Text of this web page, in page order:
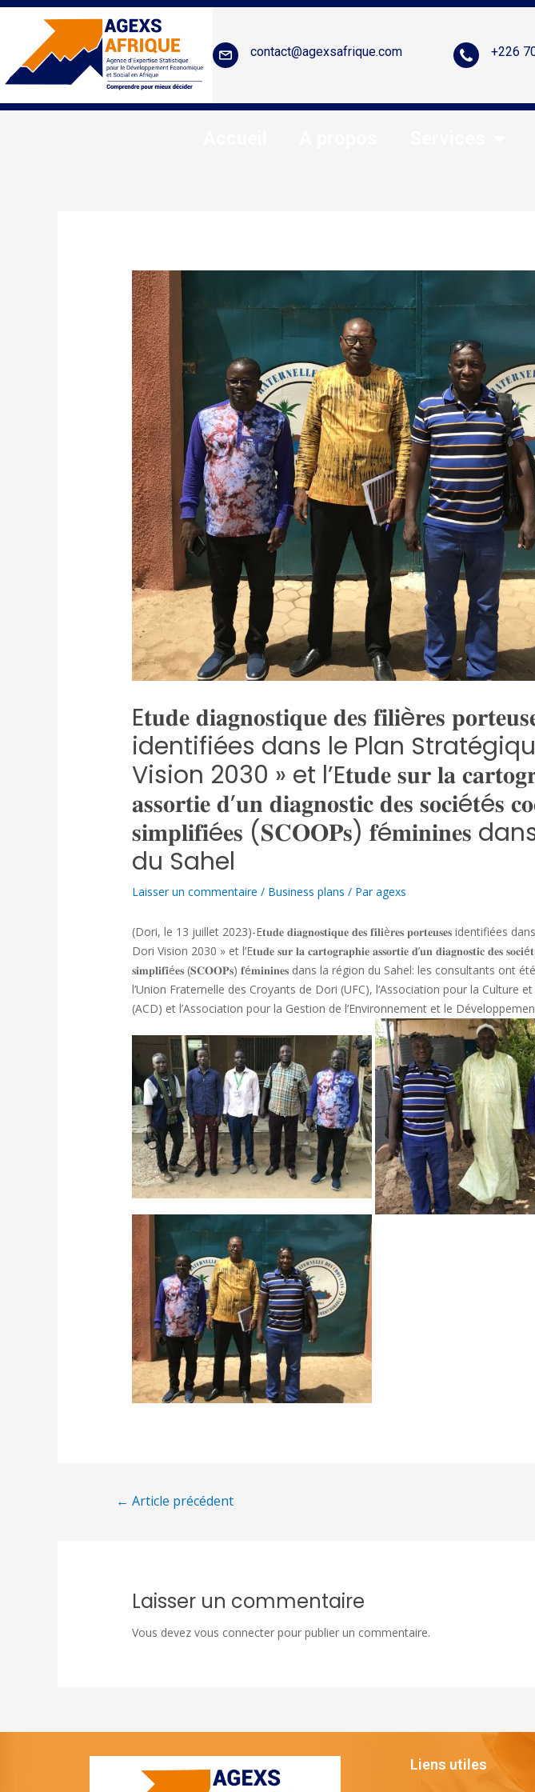
contact@agexsafrique.com +226
E𝐭𝐮𝐝𝐞 𝐝𝐢𝐚𝐠𝐧𝐨𝐬𝐭𝐢𝐪𝐮𝐞 𝐝𝐞𝐬 𝐟𝐢𝐥𝐢è𝐫𝐞𝐬
identifiées dans le Plan
Vision 2030 » et l’E𝐭𝐮𝐝𝐞 𝐬𝐮𝐫 𝐥𝐚
𝐚𝐬𝐬𝐨𝐫𝐭𝐢𝐞 𝐝’𝐮𝐧 𝐝𝐢𝐚𝐠𝐧𝐨𝐬𝐭𝐢𝐜 𝐝𝐞𝐬 𝐬𝐨𝐜𝐢é𝐭é𝐬
𝐬𝐢𝐦𝐩𝐥𝐢𝐟𝐢é𝐞𝐬 (𝐒𝐂𝐎𝐎𝐏𝐬) 𝐟é𝐦𝐢𝐧𝐢𝐧𝐞𝐬
du Sahel
Laisser un commentaire / Business plans / Paragexs
(Dori, le 13 juillet 2023)-E𝐭𝐮𝐝𝐞 𝐝𝐢𝐚𝐠𝐧𝐨𝐬𝐭𝐢𝐪𝐮𝐞 𝐝𝐞𝐬 𝐟𝐢𝐥𝐢è𝐫𝐞𝐬 𝐩𝐨𝐫𝐭𝐞𝐮𝐬𝐞𝐬 identifiées
Dori Vision 2030 » et l’E𝐭𝐮𝐝𝐞 𝐬𝐮𝐫 𝐥𝐚 𝐜𝐚𝐫𝐭𝐨𝐠𝐫𝐚𝐩𝐡𝐢𝐞 𝐚𝐬𝐬𝐨𝐫𝐭𝐢𝐞 𝐝’𝐮𝐧 𝐝𝐢𝐚𝐠𝐧𝐨𝐬𝐭𝐢𝐜 𝐝𝐞𝐬
𝐬𝐢𝐦𝐩𝐥𝐢𝐟𝐢é𝐞𝐬 (𝐒𝐂𝐎𝐎𝐏𝐬) 𝐟é𝐦𝐢𝐧𝐢𝐧𝐞𝐬 dans la région du Sahel: les consultants ont
l’Union Fraternelle des Croyants de Dori (UFC), l’Association pour la Culture
(ACD) et l’Association pour la Gestion de l’Environnement et le
← Article précédent
Laisser un commentaire
Vous devezvous connecter pour publier un commentaire.
Liens utiles